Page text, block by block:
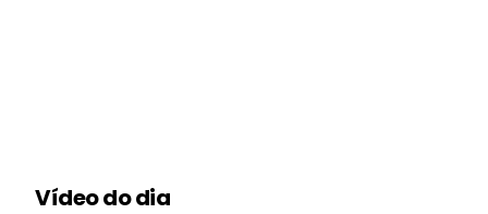
Vídeo do dia